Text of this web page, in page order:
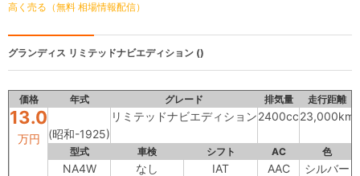
高く売る（無料 相場情報配信）
グランディス リミテッドナビエディション ()
価格 年式 グレード 排気量 走行距離
13.0
万円 (昭和-1925)
リミテッドナビエディション2400cc23,000km
型式 車検 シフト AC 色
NA4W なし IAT AAC シルバー